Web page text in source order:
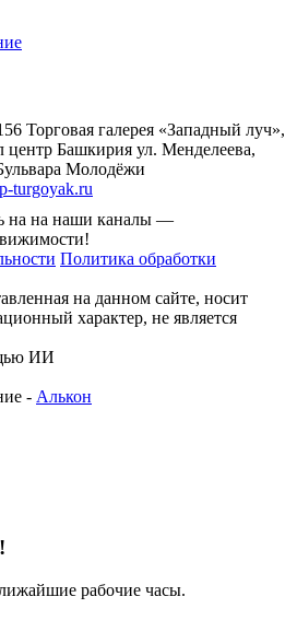
Торговая галерея «Западный луч»,
центр Башкирия ул. Менделеева,
Молодёжи
turgoyak.ru
на на наши каналы —
Политика обработки
на данном сайте, носит
характер, не является
ИИ
- Алькон
рабочие часы.